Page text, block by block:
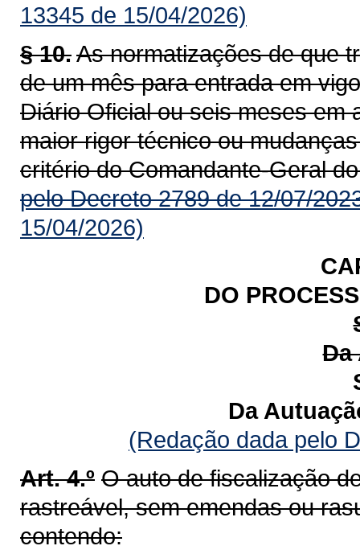
13345 de 15/04/2026)
§ 10.As normatizações de que
de um mês para entrada em
Diário Oficial ou seis meses em
maior rigor técnico ou
critério do Comandante-Geral
pelo Decreto 2789 de 12/07/
15/04/2026)
DO
Da
Da
(Redação dada pelo
Art. 4.º O auto de fiscalização
rastreável, sem emendas ou
contendo: